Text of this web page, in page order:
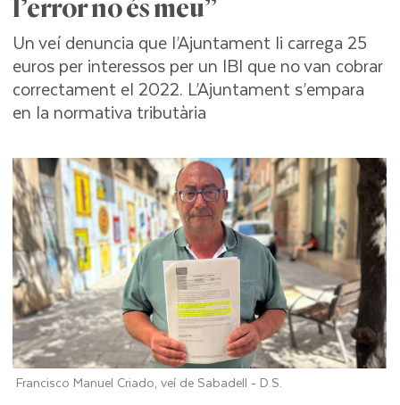
l’error no és meu”
Un veí denuncia que l’Ajuntament li carrega 25
euros per interessos per un IBI que no van cobrar
correctament el 2022. L’Ajuntament s’empara
en la normativa tributària
Francisco Manuel Criado, veí de Sabadell - D.S.